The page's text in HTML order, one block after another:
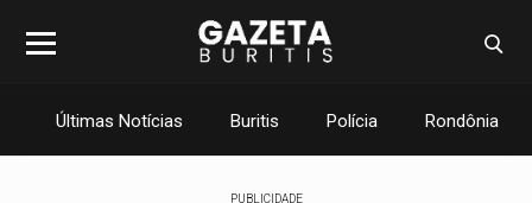
Últimas Notícias Buritis Polícia Rondônia
PUBLICIDADE